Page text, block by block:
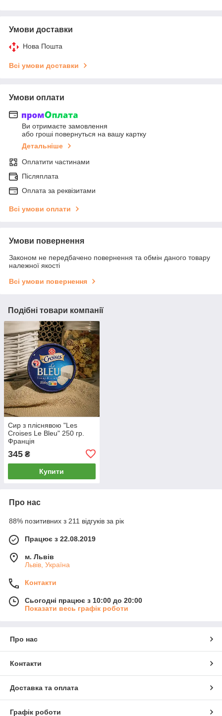
Умови доставки
Нова Пошта
Всі умови доставки
Умови оплати
Ви отримаєте замовлення
або гроші повернуться на вашу картку
Детальніше
Оплатити частинами
Післяплата
Оплата за реквізитами
Всі умови оплати
Умови повернення
Законом не передбачено повернення та обмін даного товару
належної якості
Всі умови повернення
Подібні товари компанії
Сир з пліснявою "Les
Croises Le Bleu" 250 гр.
Франція
345 ₴
Купити
Про нас
88% позитивних з 211 відгуків за рік
Працює з 22.08.2019
м. Львів
Львів, Україна
Контакти
Сьогодні працює з 10:00 до 20:00
Показати весь графік роботи
Про нас
Контакти
Доставка та оплата
Графік роботи